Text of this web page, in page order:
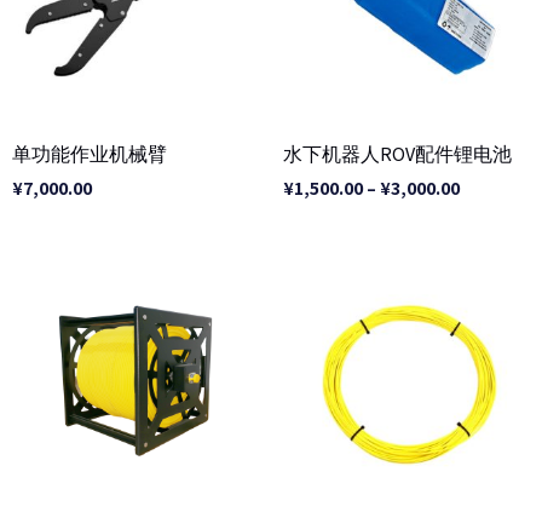
单功能作业机械臂
¥7,000.00
水下机器人ROV配件锂电池
¥1,500.00–¥3,000.00
¥3,000.00
范
围：
¥1,500.00
至
¥7,000.00
围：
¥1,000.00
至
¥2,000.00